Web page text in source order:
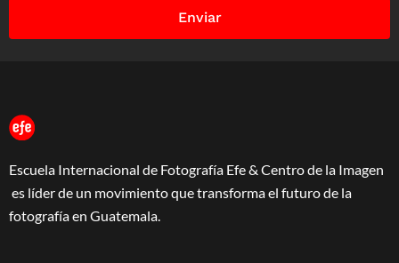
Enviar
Escuela Internacional de Fotografía Efe & Centro de la Imagen
es líder de un movimiento que transforma el futuro de la
fotografía en Guatemala.